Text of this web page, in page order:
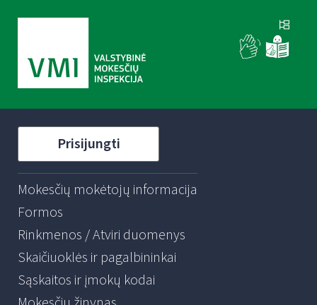
Prisijungti
Mokesčių mokėtojų informacija
Formos
Rinkmenos / Atviri duomenys
Skaičiuoklės ir pagalbininkai
Sąskaitos ir įmokų kodai